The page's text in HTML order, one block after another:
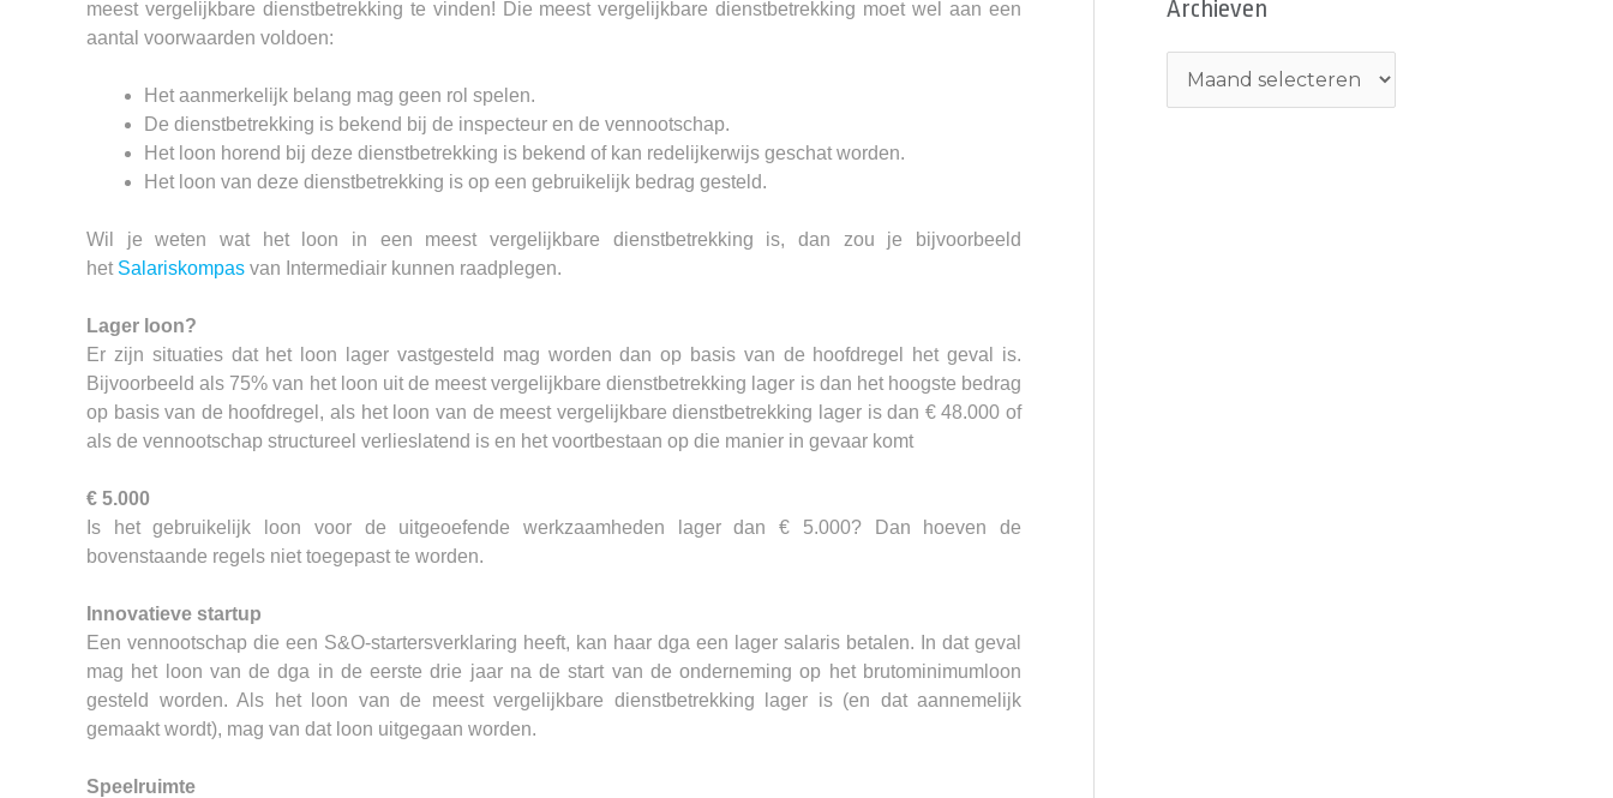
meest vergelijkbare dienstbetrekking te vinden! Die meest vergelijkbare dienstbetrekking moet wel aan een
aantal voorwaarden voldoen:
Het aanmerkelijk belang mag geen rol spelen.
De dienstbetrekking is bekend bij de inspecteur en de vennootschap.
Het loon horend bij deze dienstbetrekking is bekend of kan redelijkerwijs geschat worden.
Het loon van deze dienstbetrekking is op een gebruikelijk bedrag gesteld.
Wil je weten wat het loon in een meest vergelijkbare dienstbetrekking is, dan zou je bijvoorbeeld
het Salariskompas van Intermediair kunnen raadplegen.
Lager loon?
Er zijn situaties dat het loon lager vastgesteld mag worden dan op basis van de hoofdregel het geval is.
Bijvoorbeeld als 75% van het loon uit de meest vergelijkbare dienstbetrekking lager is dan het hoogste bedrag
op basis van de hoofdregel, als het loon van de meest vergelijkbare dienstbetrekking lager is dan € 48.000 of
als de vennootschap structureel verlieslatend is en het voortbestaan op die manier in gevaar komt
€ 5.000
Is het gebruikelijk loon voor de uitgeoefende werkzaamheden lager dan € 5.000? Dan hoeven de
bovenstaande regels niet toegepast te worden.
Innovatieve startup
Een vennootschap die een S&O-startersverklaring heeft, kan haar dga een lager salaris betalen. In dat geval
mag het loon van de dga in de eerste drie jaar na de start van de onderneming op het brutominimumloon
gesteld worden. Als het loon van de meest vergelijkbare dienstbetrekking lager is (en dat aannemelijk
gemaakt wordt), mag van dat loon uitgegaan worden.
Speelruimte
Archieven